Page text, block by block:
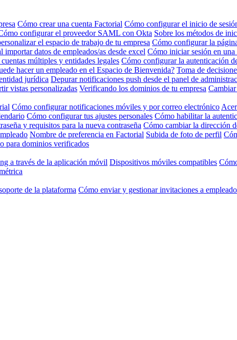
Cómo crear una cuenta Factorial Cómo configurar el inicio de
configurar el proveedor SAML con Okta Sobre los métodos de
el espacio de trabajo de tu empresa Cómo configurar la
importar datos de empleados/as desde excel Cómo iniciar sesión en
cuentas múltiples y entidades legales Cómo configurar la autenticación
hacer un empleado en el Espacio de Bienvenida? Toma de
jurídica Depurar notificaciones push desde el panel de
vistas personalizadas Verificando los dominios de tu empresa
Cómo configurar notificaciones móviles y por correo electrónico
Cómo configurar tus ajustes personales Cómo habilitar la
y requisitos para la nueva contraseña Cómo cambiar la dirección
Nombre de preferencia en Factorial Subida de foto de perfil
para dominios verificados
a través de la aplicación móvil Dispositivos móviles compatibles
de la plataforma Cómo enviar y gestionar invitaciones a